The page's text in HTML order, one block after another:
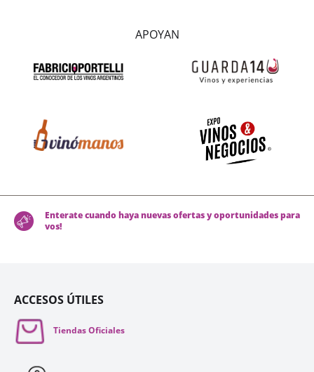
APOYAN
Enterate cuando haya nuevas ofertas y oportunidades para
vos!
ACCESOS ÚTILES
Tiendas Oficiales